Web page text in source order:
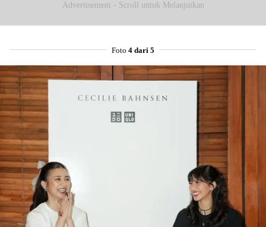
Advertisement - Scroll untuk Melanjutkan
Foto 4 dari 5